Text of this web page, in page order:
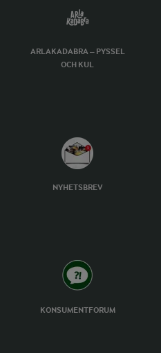
ARLAKADABRA – PYSSEL
OCH KUL
NYHETSBREV
KONSUMENTFORUM